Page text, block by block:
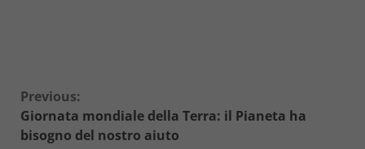
Continue
Reading
Previous:
Giornata mondiale della Terra: il Pianeta ha
bisogno del nostro aiuto